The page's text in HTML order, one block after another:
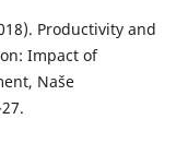
Productivity and
Impact of
Naše